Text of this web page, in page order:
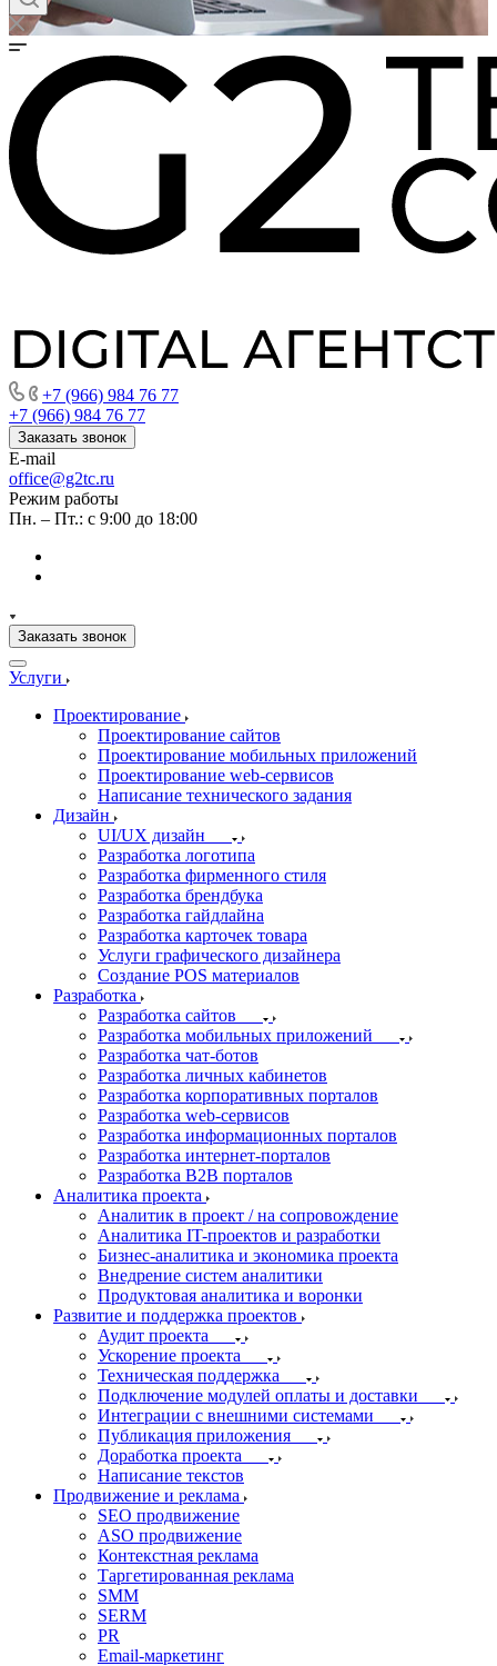
+7 (966) 984 76 77
+7 (966) 984 76 77
Заказать звонок
E-mail
office@g2tc.ru
Режим работы
Пн. – Пт.: с 9:00 до 18:00
Заказать звонок
Услуги
Проектирование
Проектирование сайтов
Проектирование мобильных приложений
Проектирование web-сервисов
Написание технического задания
Дизайн
UI/UX дизайн
Разработка логотипа
Разработка фирменного стиля
Разработка брендбука
Разработка гайдлайна
Разработка карточек товара
Услуги графического дизайнера
Создание POS материалов
Разработка
Разработка сайтов
Разработка мобильных приложений
Разработка чат-ботов
Разработка личных кабинетов
Разработка корпоративных порталов
Разработка web-сервисов
Разработка информационных порталов
Разработка интернет-порталов
Разработка B2B порталов
Аналитика проекта
Аналитик в проект / на сопровождение
Аналитика IT-проектов и разработки
Бизнес-аналитика и экономика проекта
Внедрение систем аналитики
Продуктовая аналитика и воронки
Развитие и поддержка проектов
Аудит проекта
Ускорение проекта
Техническая поддержка
Подключение модулей оплаты и доставки
Интеграции с внешними системами
Публикация приложения
Доработка проекта
Написание текстов
Продвижение и реклама
SEO продвижение
ASO продвижение
Контекстная реклама
Таргетированная реклама
SMM
SERM
PR
Email-маркетинг